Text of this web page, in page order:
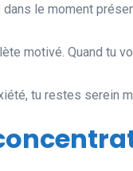
le moment
motivé. Quand tu
tu restes serein
11 juin